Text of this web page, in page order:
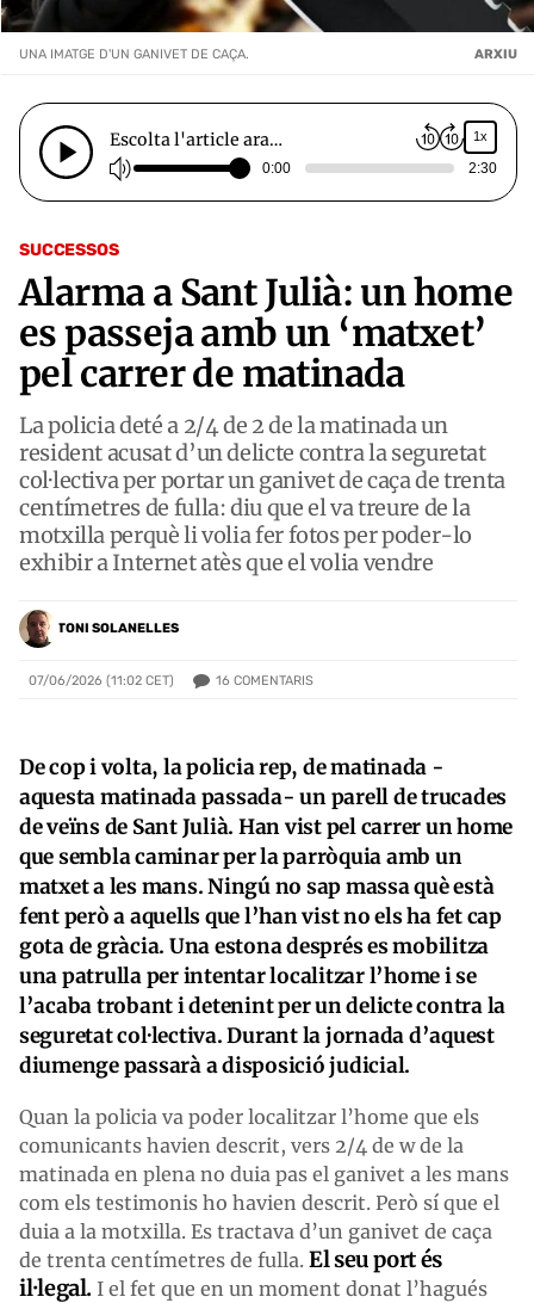
SUCCESSOS
Alarma a Sant Julià: un home
es passeja amb un ‘matxet’
pel carrer de matinada
La policia deté a 2/4 de 2 de la matinada un
resident acusat d’un delicte contra la seguretat
col·lectiva per portar un ganivet de caça de trenta
centímetres de fulla: diu que el va treure de la
motxilla perquè li volia fer fotos per poder-lo
exhibir a Internet atès que el volia vendre
TONI SOLANELLES
07/06/2026 (11:02 CET) 16 COMENTARIS
UNA IMATGE D'UN GANIVET DE CAÇA. ARXIU
Escolta l'article ara… 1x
0:00 2:30
De cop i volta, la policia rep, de matinada -
aquesta matinada passada- un parell de trucades
de veïns de Sant Julià. Han vist pel carrer un home
que sembla caminar per la parròquia amb un
matxet a les mans. Ningú no sap massa què està
fent però a aquells que l’han vist no els ha fet cap
gota de gràcia. Una estona després es mobilitza
una patrulla per intentar localitzar l’home i se
l’acaba trobant i detenint per un delicte contra la
seguretat col·lectiva. Durant la jornada d’aquest
diumenge passarà a disposició judicial.
Quan la policia va poder localitzar l’home que els
comunicants havien descrit, vers 2/4 de w de la
matinada en plena no duia pas el ganivet a les mans
com els testimonis ho havien descrit. Però sí que el
duia a la motxilla. Es tractava d’un ganivet de caça
de trenta centímetres de fulla. El seu port és
il·legal. I el fet que en un moment donat l’hagués